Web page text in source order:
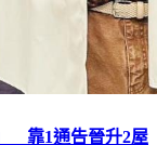
靠1通告晉升2屋